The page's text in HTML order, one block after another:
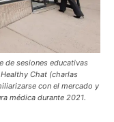
de sesiones educativas
Chat (charlas
con el mercado y
médica durante 2021.